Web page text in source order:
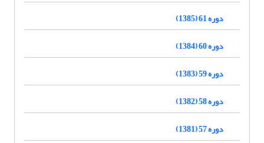
دوره 61 (1385)
دوره 60 (1384)
دوره 59 (1383)
دوره 58 (1382)
دوره 57 (1381)